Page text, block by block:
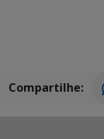
Compartilhe: